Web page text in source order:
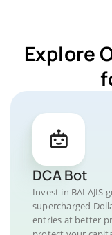
Explore
DCA Bot
Invest in BALAJIS
supercharged
entries at better